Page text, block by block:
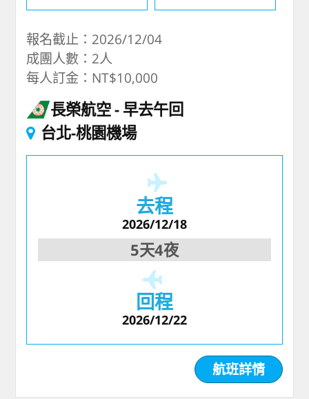
報名截止：2026/12/04
成團人數：2人
每人訂金：NT$10,000
長榮航空 早去午回
台北-桃園機場
去程
2026/12/18
5天4夜
回程
2026/12/22
航班詳情